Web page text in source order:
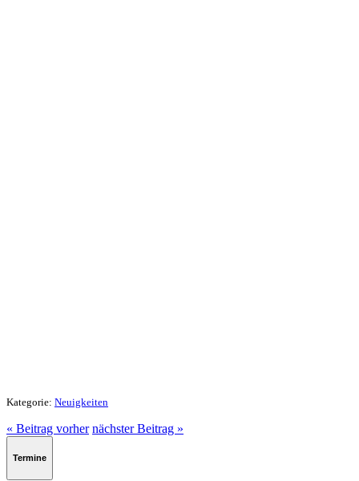
Kategorie: Neuigkeiten
« Beitrag vorher nächster Beitrag »
Termine